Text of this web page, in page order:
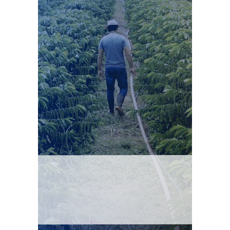
representação política entre grupos raciais.
Parte do problema está na dificuldade de acesso e
integração de microdados oficiais. Pesquisas de opinião e
levantamentos sobre a percepção do racismo também
costumam adotar metodologias diferentes, o que
dificulta comparações ao longo do tempo e a
construção de estimativas sobre os efeitos de médio e
longo prazos.
O Dara pretende reunir esses estudos e aplicar no Brasil
métodos usados em pesquisas internacionais. Entre eles
estão os experimentos de campo, que permitem
observar, em situações controladas ou reais, como
práticas discriminatórias afetam oportunidades de
emprego, atendimento, acesso a serviços e outras áreas
da vida social. Esse tipo de pesquisa, segundo Campos,
“ainda engatinha no Brasil”.